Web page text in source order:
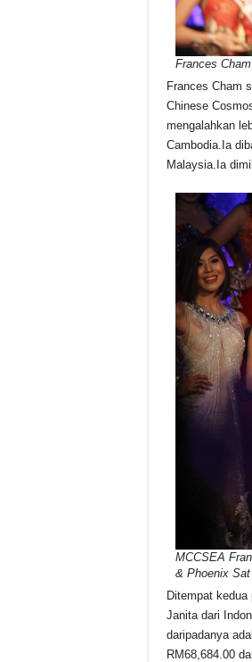
Frances
Frances Cham
Chinese
mengalahkan
Cambodia.Ia
Malaysia.Ia
MCCSEA
& Phoenix Sat
Ditempat
Janita dari
daripadanya
RM68,684.00